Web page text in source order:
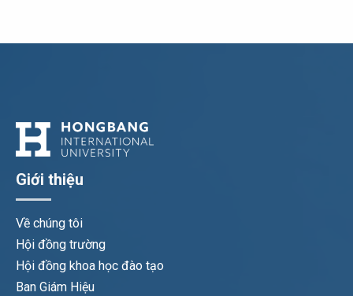
Giới thiệu
Về chúng tôi
Hội đồng trường
Hội đồng khoa học đào tạo
Ban Giám Hiệu